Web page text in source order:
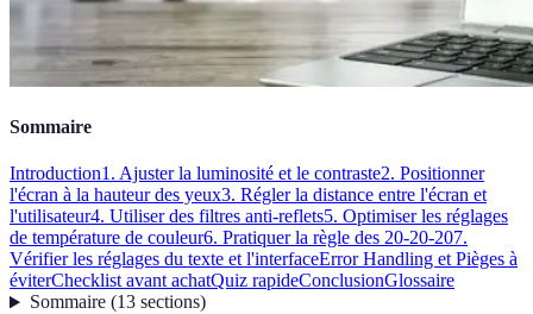
Sommaire
Introduction1. Ajuster la luminosité et le contraste2. Positionner
l'écran à la hauteur des yeux3. Régler la distance entre l'écran et
l'utilisateur4. Utiliser des filtres anti-reflets5. Optimiser les réglages
de température de couleur6. Pratiquer la règle des 20-20-207.
Vérifier les réglages du texte et l'interfaceError Handling et Pièges à
éviterChecklist avant achatQuiz rapideConclusionGlossaire
Sommaire(13 sections)